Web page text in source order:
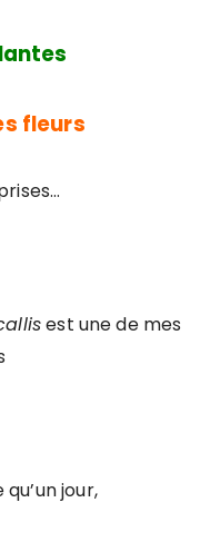
fleurs
est une de mes
jour,